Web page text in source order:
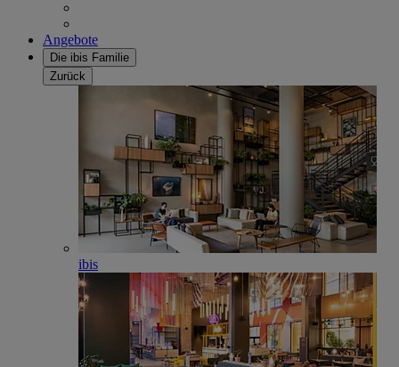
Angebote
Die ibis Familie
Zurück
ibis